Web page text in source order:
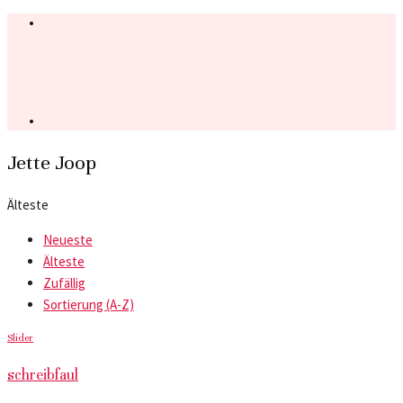
Jette Joop
Älteste
Neueste
Älteste
Zufällig
Sortierung (A-Z)
Slider
schreibfaul